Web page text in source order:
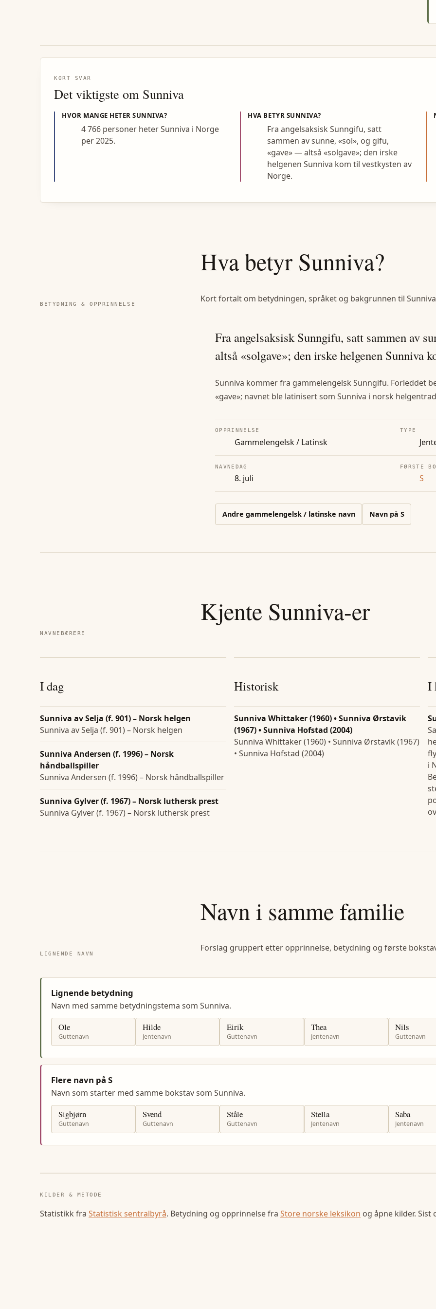
KORT SVAR
Det viktigste om Sunniva
HVOR MANGE HETERSUNNIVA?
4 766 personer heter Sunniva i Norge
per 2025.
HVA BETYR SUNNIVA?
Fra angelsaksisk Sunngifu, satt
sammen av sunne, «sol», og gifu,
«gave» — altså «solgave»; den irske
helgenen Sunniva kom til vestkysten av
Norge.
BETYDNING & OPPRINNELSE
Hva betyr Sunniva?
Kort fortalt om betydningen, språket og bakgrunnen til Sunniva
Fra angelsaksisk Sunngifu, satt sammen av
altså «solgave»; den irske helgenen Sunniva
Sunniva kommer fra gammelengelsk Sunngifu. Forleddet
«gave»; navnet ble latinisert som Sunniva i norsk
OPPRINNELSE
Gammelengelsk / Latinsk
TYPE
NAVNEDAG
8. juli
FØRSTE
S
Andre gammelengelsk / latinske navn Navn på S
NAVNEBÆRERE
Kjente Sunniva-er
I dag
Sunniva av Selja (f. 901) – Norsk helgen
Sunniva av Selja (f. 901) – Norsk helgen
Sunniva Andersen (f. 1996) – Norsk
håndballspiller
Sunniva Andersen (f. 1996) – Norsk håndballspiller
Sunniva Gylver (f. 1967) – Norsk luthersk prest
Sunniva Gylver (f. 1967) – Norsk luthersk prest
Historisk
Sunniva Whittaker (1960) • Sunniva Ørstavik
(1967) • Sunniva Hofstad (2004)
Sunniva Whittaker (1960) • Sunniva Ørstavik (1967)
• Sunniva Hofstad (2004)
I
i
LIGNENDE NAVN
Navn i samme familie
Forslag gruppert etter opprinnelse, betydning og første
Lignende betydning
Navn med samme betydningstema som Sunniva.
Ole
Guttenavn
Hilde
Jentenavn
Eirik
Guttenavn
Thea
Jentenavn
Nils
Guttenavn
Flere navn på S
Navn som starter med samme bokstav som Sunniva.
Sigbjørn
Guttenavn
Svend
Guttenavn
Ståle
Guttenavn
Stella
Jentenavn
Saba
Jentenavn
KILDER & METODE
Statistikk fra Statistisk sentralbyrå. Betydning og opprinnelse fra Store norske leksikon og åpne kilder. Sist